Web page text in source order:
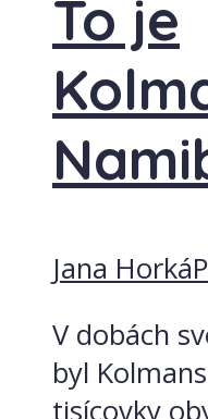
To je
Jana Horká
V dobách
byl
tisícovky